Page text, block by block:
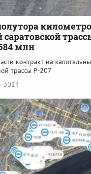
млн
контракт на
трассы Р-207
3014